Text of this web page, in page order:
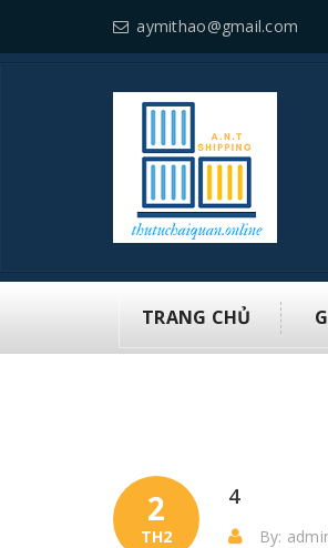
aymithao@gmail.com
TRANG CHỦ
2
TH2
4
By: